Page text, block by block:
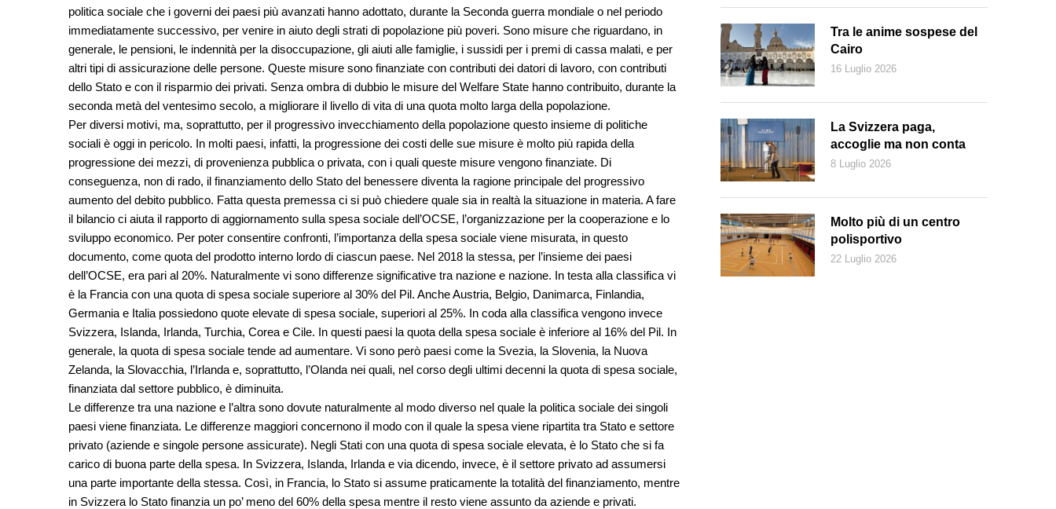
politica sociale che i governi dei paesi più avanzati hanno adottato, durante la Seconda guerra mondiale o nel periodo
immediatamente successivo, per venire in aiuto degli strati di popolazione più poveri. Sono misure che riguardano, in
generale, le pensioni, le indennità per la disoccupazione, gli aiuti alle famiglie, i sussidi per i premi di cassa malati, e per
altri tipi di assicurazione delle persone. Queste misure sono finanziate con contributi dei datori di lavoro, con contributi
dello Stato e con il risparmio dei privati. Senza ombra di dubbio le misure del Welfare State hanno contribuito, durante la
seconda metà del ventesimo secolo, a migliorare il livello di vita di una quota molto larga della popolazione.
Per diversi motivi, ma, soprattutto, per il progressivo invecchiamento della popolazione questo insieme di politiche
sociali è oggi in pericolo. In molti paesi, infatti, la progressione dei costi delle sue misure è molto più rapida della
progressione dei mezzi, di provenienza pubblica o privata, con i quali queste misure vengono finanziate. Di
conseguenza, non di rado, il finanziamento dello Stato del benessere diventa la ragione principale del progressivo
aumento del debito pubblico. Fatta questa premessa ci si può chiedere quale sia in realtà la situazione in materia. A fare
il bilancio ci aiuta il rapporto di aggiornamento sulla spesa sociale dell’OCSE, l’organizzazione per la cooperazione e lo
sviluppo economico. Per poter consentire confronti, l’importanza della spesa sociale viene misurata, in questo
documento, come quota del prodotto interno lordo di ciascun paese. Nel 2018 la stessa, per l’insieme dei paesi
dell’OCSE, era pari al 20%. Naturalmente vi sono differenze significative tra nazione e nazione. In testa alla classifica vi
è la Francia con una quota di spesa sociale superiore al 30% del Pil. Anche Austria, Belgio, Danimarca, Finlandia,
Germania e Italia possiedono quote elevate di spesa sociale, superiori al 25%. In coda alla classifica vengono invece
Svizzera, Islanda, Irlanda, Turchia, Corea e Cile. In questi paesi la quota della spesa sociale è inferiore al 16% del Pil. In
generale, la quota di spesa sociale tende ad aumentare. Vi sono però paesi come la Svezia, la Slovenia, la Nuova
Zelanda, la Slovacchia, l’Irlanda e, soprattutto, l’Olanda nei quali, nel corso degli ultimi decenni la quota di spesa sociale,
finanziata dal settore pubblico, è diminuita.
Le differenze tra una nazione e l’altra sono dovute naturalmente al modo diverso nel quale la politica sociale dei singoli
paesi viene finanziata. Le differenze maggiori concernono il modo con il quale la spesa viene ripartita tra Stato e settore
privato (aziende e singole persone assicurate). Negli Stati con una quota di spesa sociale elevata, è lo Stato che si fa
carico di buona parte della spesa. In Svizzera, Islanda, Irlanda e via dicendo, invece, è il settore privato ad assumersi
una parte importante della stessa. Così, in Francia, lo Stato si assume praticamente la totalità del finanziamento, mentre
in Svizzera lo Stato finanzia un po’ meno del 60% della spesa mentre il resto viene assunto da aziende e privati.
Tra le anime sospese del
Cairo
16 Luglio 2026
La Svizzera paga,
accoglie ma non conta
8 Luglio 2026
Molto più di un centro
polisportivo
22 Luglio 2026